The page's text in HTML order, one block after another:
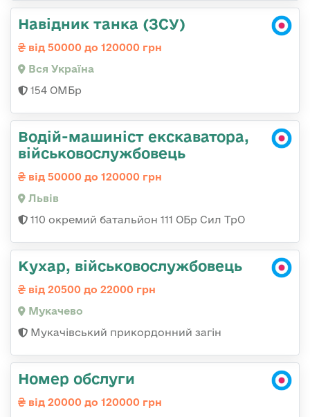
Навідник танка (ЗСУ)
від 50000 до 120000 грн
Вся Україна
154 ОМБр
Водій-машиніст екскаватора,
військовослужбовець
від 50000 до 120000 грн
Львів
110 окремий батальйон 111 ОБр Сил ТрО
Кухар, військовослужбовець
від 20500 до 22000 грн
Мукачево
Мукачівський прикордонний загін
Номер обслуги
від 20000 до 120000 грн